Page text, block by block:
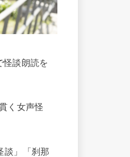
怪談朗読を
く女声怪
談」「刹那